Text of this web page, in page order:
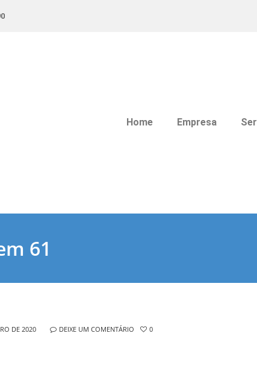
Home Empresa
61
DE 2020 DEIXE UM COMENTÁRIO 0